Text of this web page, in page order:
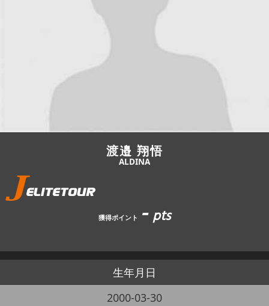
加盟・登録
エントリー
JBCF ROAD SERIESとは
渡邉 翔悟
ALDINA
獲得ポイント -pts
生年月日
2000-03-30